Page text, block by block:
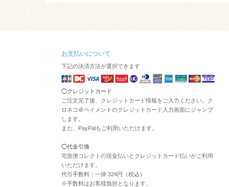
お支払いについて
下記の決済方法が選択できます
◯クレジットカード
ご注文完了後、クレジットカード情報をご入力ください。ク
ロネコ＠ペイメントのクレジットカード入力画面にジャンプ
します。
また、PayPalもご利用いただけます。
◯代金引換
宅急便コレクトの現金払いとクレジットカード払いがご利用
いただけます。
代引手数料：一律 324円（税込）
※手数料はお客様負担となります。